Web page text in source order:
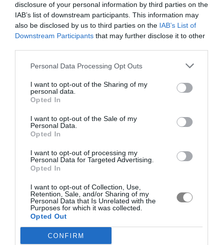
disclosure of your personal information by third parties on the
IAB’s list of downstream participants. This information may
also be disclosed by us to third parties on the IAB’s List of
Downstream Participants that may further disclose it to other
Personal Data Processing Opt Outs
I want to opt-out of the Sharing of my
personal data.
Opted In
I want to opt-out of the Sale of my
Personal Data.
Opted In
I want to opt-out of processing my
Personal Data for Targeted Advertising.
Opted In
I want to opt-out of Collection, Use,
Retention, Sale, and/or Sharing of my
Personal Data that Is Unrelated with the
Purposes for which it was collected.
Opted Out
CONFIRM